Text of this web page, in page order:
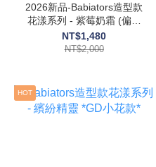
2026新品-Babiators造型款
花漾系列 - 紫莓奶霜 (偏光
鏡片)
NT$1,480
NT$2,000
HOT